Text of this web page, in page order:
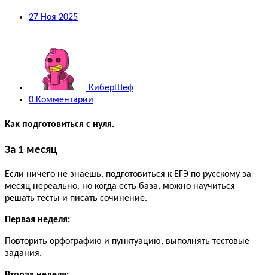
27 Ноя 2025
КиберШеф
0 Комментарии
Как подготовиться с нуля.
За 1 месяц
Если ничего не знаешь, подготовиться к ЕГЭ по русскому за
месяц нереально, но когда есть база, можно научиться
решать тесты и писать сочинение.
Первая неделя:
Повторить орфографию и пунктуацию, выполнять тестовые
задания.